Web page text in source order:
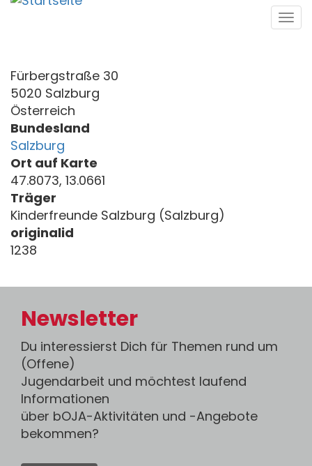
Direkt
Fürbergstraße 30
5020 Salzburg
Österreich
Bundesland
Salzburg
Ort auf Karte
47.8073, 13.0661
Träger
Kinderfreunde Salzburg (Salzburg)
originalid
1238
Newsletter
Du interessierst Dich für Themen rund um
(Offene)
Jugendarbeit und möchtest laufend
Informationen
über bOJA-Aktivitäten und -Angebote
bekommen?